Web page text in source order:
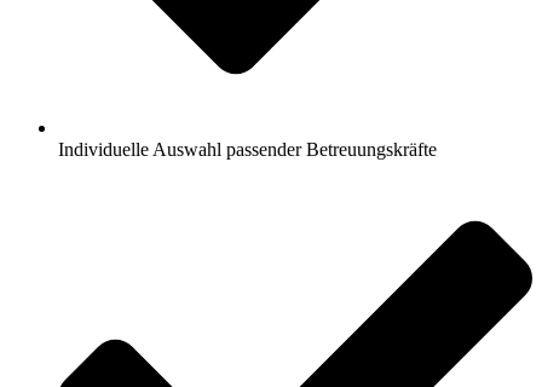
Individuelle Auswahl passender Betreuungskräfte